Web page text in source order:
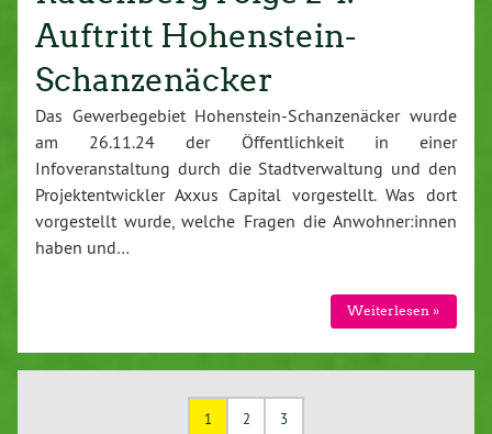
Auftritt Hohenstein-
Schanzenäcker
Das Gewerbegebiet Hohenstein-Schanzenäcker wurde
am 26.11.24 der Öffentlichkeit in einer
Infoveranstaltung durch die Stadtverwaltung und den
Projektentwickler Axxus Capital vorgestellt. Was dort
vorgestellt wurde, welche Fragen die Anwohner:innen
haben und…
Weiterlesen »
1 2 3